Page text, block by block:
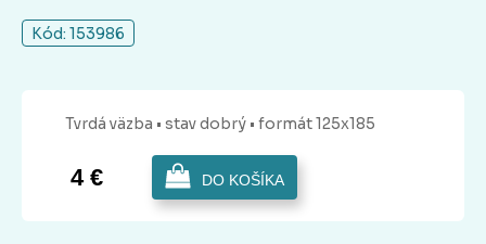
Kód: 153986
Tvrdá väzba • stav dobrý • formát 125x185
4 € DO KOŠÍKA